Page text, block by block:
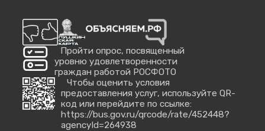
Пройти опрос, посвященный
уровню удовлетворенности
граждан работой РОСФОТО
Чтобы оценить условия
предоставления услуг, используйте QR-
код или перейдите по ссылке:
https://bus.gov.ru/qrcode/rate/452448?
agencyId=264938